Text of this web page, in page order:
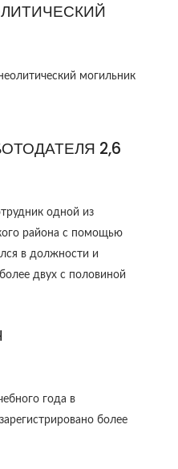
могильник
2,6
одной из
района с помощью
в должности и
двух с половиной
года в
более